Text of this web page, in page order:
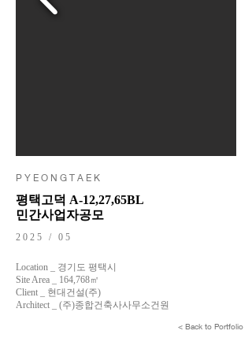
P Y E O N G T A E K
평택고덕 A-12,27,65BL
민간사업자공모
2025 / 05
Location _ 경기도 평택시
Site Area _ 164,768㎡
Client _ 현대건설(주)
Architect _ (주)종합건축사사무소건원
< Back to Portfolio